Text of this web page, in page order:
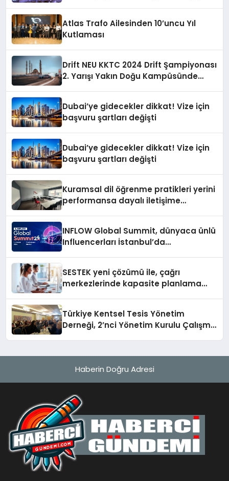
Atlas Trafo Ailesinden 10’uncu Yıl
Kutlaması
Drift NEU KKTC 2024 Drift Şampiyonası
2. Yarışı Yakın Doğu Kampüsünde
Dubai’ye gidecekler dikkat! Vize için
başvuru şartları değişti
Dubai’ye gidecekler dikkat! Vize için
başvuru şartları değişti
Kuramsal dil öğrenme pratikleri yerini
performansa dayalı iletişime
INFLOW Global Summit, dünyaca ünlü
Influencerları İstanbul’da
SESTEK yeni çözümü ile, çağrı
merkezlerinde kapasite planlama
Türkiye Kentsel Tesis Yönetim
Derneği, 2’nci Yönetim Kurulu Çalışma
Haberin Doğru Adresi